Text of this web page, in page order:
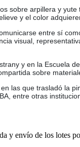
sobre arpillera y
y el color
entre sí
visual,
y en la Escuela
sobre
las que trasladó la
entre otras
y envío de los lotes